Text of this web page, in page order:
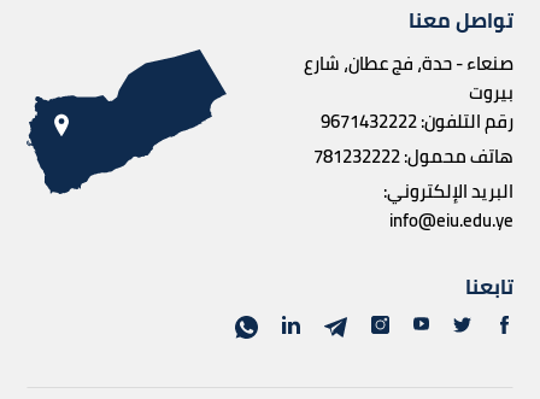
تواصل معنا
صنعاء - حدة، فج عطان، شارع
بيروت
رقم التلفون:9671432222
هاتف محمول:781232222
البريد الإلكتروني:
info@eiu.edu.ye
تابعنا